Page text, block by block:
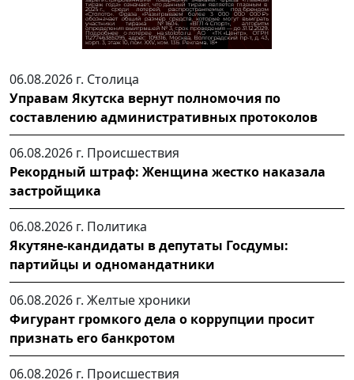
06.08.2026 г. Столица
Управам Якутска вернут полномочия по
составлению административных протоколов
06.08.2026 г. Происшествия
Рекордный штраф: Женщина жестко наказала
застройщика
06.08.2026 г. Политика
Якутяне-кандидаты в депутаты Госдумы:
партийцы и одномандатники
06.08.2026 г. Желтые хроники
Фигурант громкого дела о коррупции просит
признать его банкротом
06.08.2026 г. Происшествия